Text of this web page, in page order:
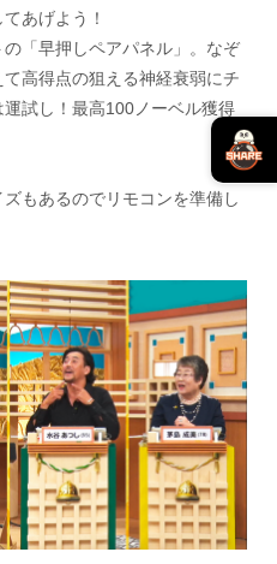
あげよう！
「早押しペアパネル」。なぞ
高得点の狙える神経衰弱にチ
試し！最高100ノーベル獲得
もあるのでリモコンを準備し